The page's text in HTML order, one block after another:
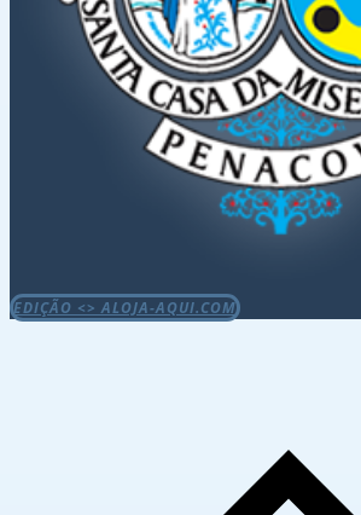
EDIÇÃO <> ALOJA-AQUI.COM